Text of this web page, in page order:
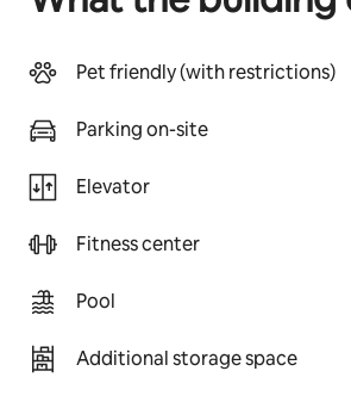
Pet friendly (with restrictions)
Parking on-site
Elevator
Fitness center
Pool
Additional storage space